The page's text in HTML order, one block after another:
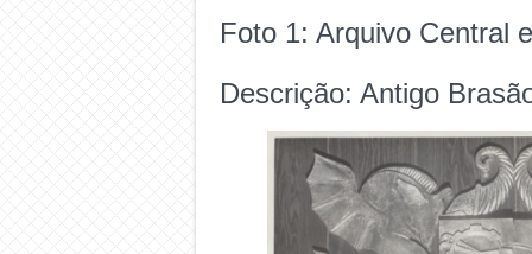
Foto 1: Arquivo Central
Descrição: Antigo